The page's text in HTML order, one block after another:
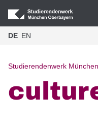
DE EN
Studierendenwerk
Blog
Gastronomie
Wohnheime